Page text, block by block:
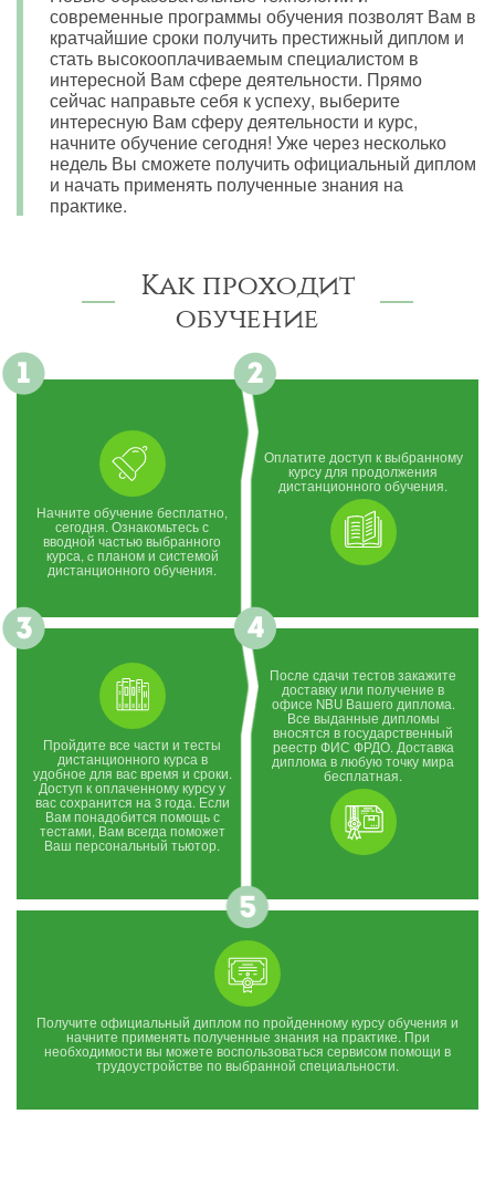
современные программы обучения позволят Вам в
кратчайшие сроки получить престижный диплом и
стать высокооплачиваемым специалистом в
интересной Вам сфере деятельности. Прямо
сейчас направьте себя к успеху, выберите
интересную Вам сферу деятельности и курс,
начните обучение сегодня! Уже через несколько
недель Вы сможете получить официальный диплом
и начать применять полученные знания на
практике.
Как проходит
обучение
Начните обучение бесплатно,
сегодня. Ознакомьтесь с
вводной частью выбранного
курса, c планом и системой
дистанционного обучения.
Оплатите доступ к выбранному
курсу для продолжения
дистанционного обучения.
Пройдите все части и тесты
дистанционного курса в
удобное для вас время и сроки.
Доступ к оплаченному курсу у
вас сохранится на 3 года. Если
Вам понадобится помощь с
тестами, Вам всегда поможет
Ваш персональный тьютор.
После сдачи тестов закажите
доставку или получение в
офисе NBU Вашего диплома.
Все выданные дипломы
вносятся в государственный
реестр ФИС ФРДО. Доставка
диплома в любую точку мира
бесплатная.
Получите официальный диплом по пройденному курсу обучения и
начните применять полученные знания на практике. При
необходимости вы можете воспользоваться сервисом помощи в
трудоустройстве по выбранной специальности.